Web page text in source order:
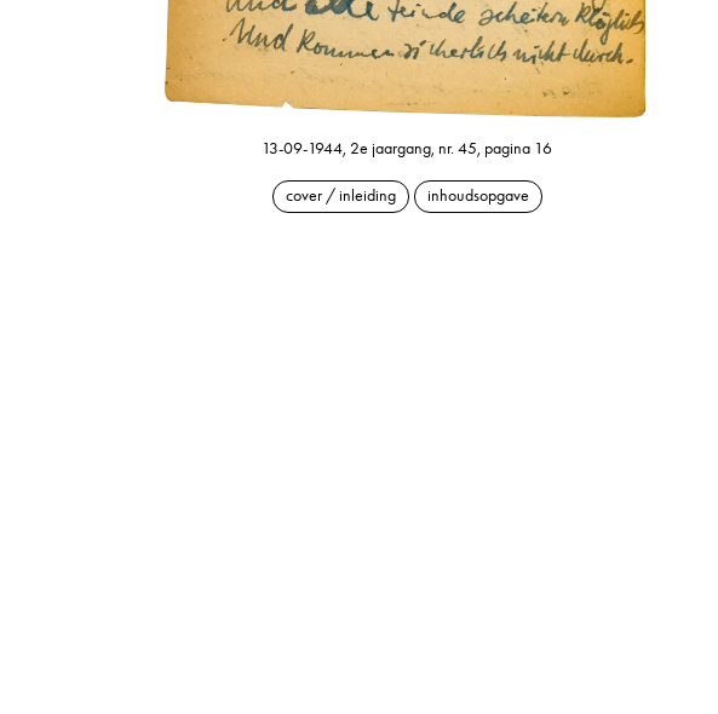
13-09-1944, 2e jaargang, nr. 45, pagina 16
cover / inleiding inhoudsopgave